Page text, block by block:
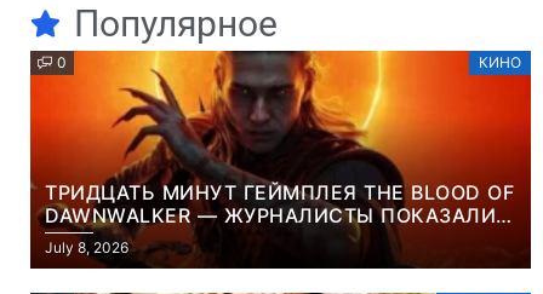
Популярное
0 КИНО
ТРИДЦАТЬ МИНУТ ГЕЙМПЛЕЯ THE BLOOD OF
DAWNWALKER — ЖУРНАЛИСТЫ ПОКАЗАЛИ
НАЧАЛО НОВОЙ ИГРЫ ОТ ВЕТЕРАНОВ CD
PROJEKT RED
July 8, 2026